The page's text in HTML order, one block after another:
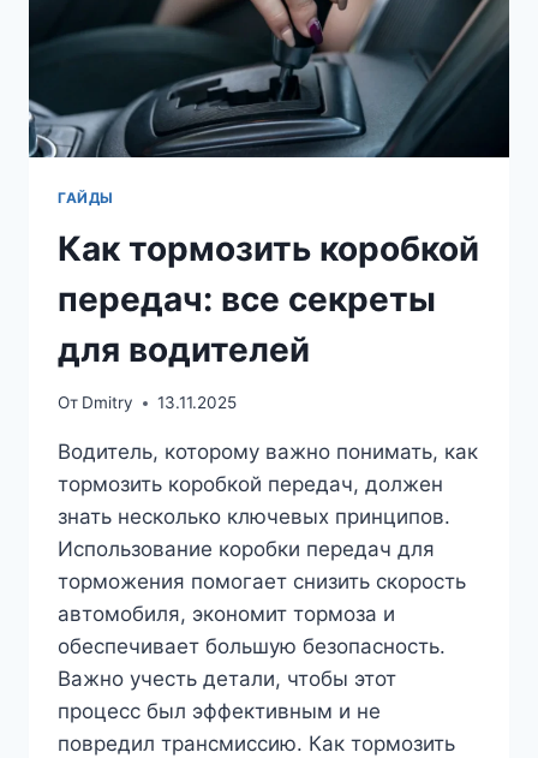
ГАЙДЫ
Как тормозить коробкой
передач: все секреты
для водителей
От Dmitry 13.11.2025
Водитель, которому важно понимать, как
тормозить коробкой передач, должен
знать несколько ключевых принципов.
Использование коробки передач для
торможения помогает снизить скорость
автомобиля, экономит тормоза и
обеспечивает большую безопасность.
Важно учесть детали, чтобы этот
процесс был эффективным и не
повредил трансмиссию. Как тормозить